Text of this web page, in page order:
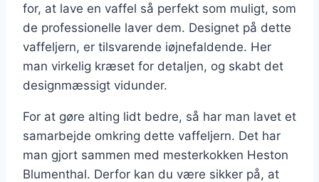
for, at lave en vaffel så perfekt som muligt, som
de professionelle laver dem. Designet på dette
vaffeljern, er tilsvarende iøjnefaldende. Her
man virkelig kræset for detaljen, og skabt det
designmæssigt vidunder.
For at gøre alting lidt bedre, så har man lavet et
samarbejde omkring dette vaffeljern. Det har
man gjort sammen med mesterkokken Heston
Blumenthal. Derfor kan du være sikker på, at